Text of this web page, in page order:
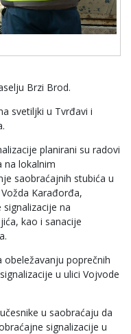
Brzi Brod.
svetiljki u Tvrđavi i
planirani su radovi
na lokalnim
saobraćajnih stubića u
Karađorđa,
na
kao i sanacije
poprečnih
u ulici Vojvode
u saobraćaju da
signalizacije u